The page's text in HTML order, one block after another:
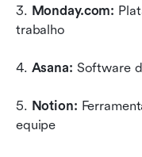
3. Monday.com:
trabalho
4. Asana: Software
5. Notion:
equipe